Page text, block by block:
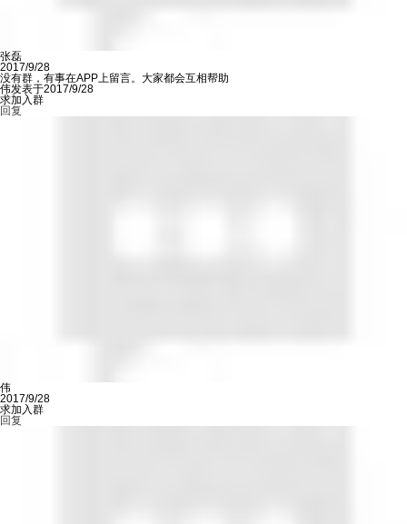
张磊
2017/9/28
没有群，有事在APP上留言。大家都会互相帮助
伟发表于2017/9/28
求加入群
回复
伟
2017/9/28
求加入群
回复